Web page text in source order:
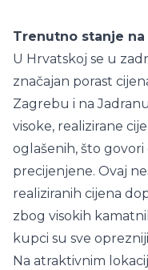
Trenutno stanje
U Hrvatskoj se u
značajan porast
Zagrebu i na
visoke, realizirane
oglašenih, što
precijenjene. Ovaj
realiziranih cijena
zbog visokih
kupci su sve
Na atraktivnim